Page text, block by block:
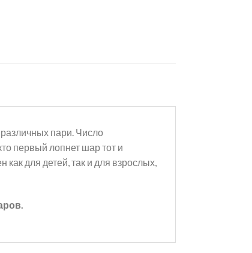
пари. Число
первый лопнет шар тот и
для детей, так и для взрослых,